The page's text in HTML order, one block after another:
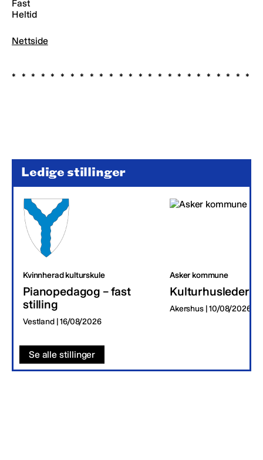
Fast
Heltid
Nettside
Ledige stillinger
Kvinnherad kulturskule
Pianopedagog – fast
stilling
Vestland | 16/08/2026
Asker kommune
Kulturhusleder
Akershus | 10/08/2026
Se alle stillinger